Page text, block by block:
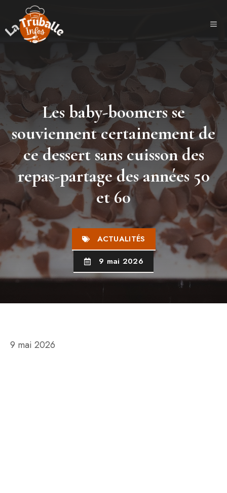
contenu
Les baby-boomers se
souviennent certainement de
ce dessert sans cuisson des
repas-partage des années 50
et 60
ACTUALITÉS
9 mai 2026
9 mai 2026